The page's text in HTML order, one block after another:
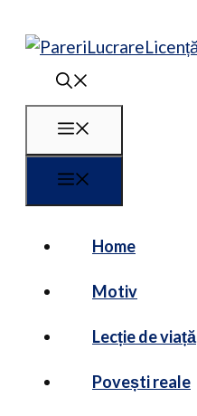
conținut
Home
Motiv
Lecție de viață
Povești reale